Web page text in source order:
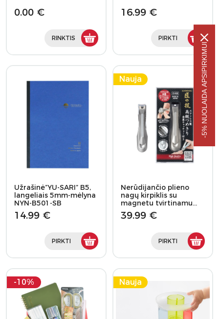
0.00 €
RINKTIS
16.99 €
PIRKTI
Užrašinė”YU-SARI” B5,
langeliais 5mm-mėlyna
NYN-B501-SB
14.99 €
PIRKTI
Nauja
Nerūdijančio plieno
nagų kirpiklis su
magnetu tvirtinamu…
39.99 €
PIRKTI
-10% Nauja
-5% NUOLAIDA APSIPIRKIMUI